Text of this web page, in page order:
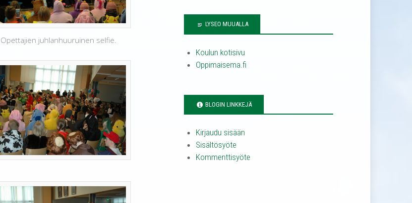
Opettajien juhlanhuuruinen selfie.
LYSEO MUUALLA
Koulun kotisivu
Oppimaisema.fi
BLOGIN LINKKEJÄ
Kirjaudu sisään
Sisältösyöte
Kommenttisyöte